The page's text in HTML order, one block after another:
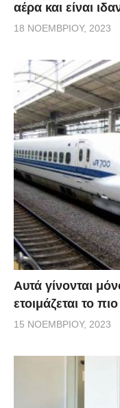
αέρα και είναι
18 ΝΟΕΜΒΡΊΟΥ, 2023
Αυτά γίνονται
ετοιμάζεται το
15 ΝΟΕΜΒΡΊΟΥ, 2023